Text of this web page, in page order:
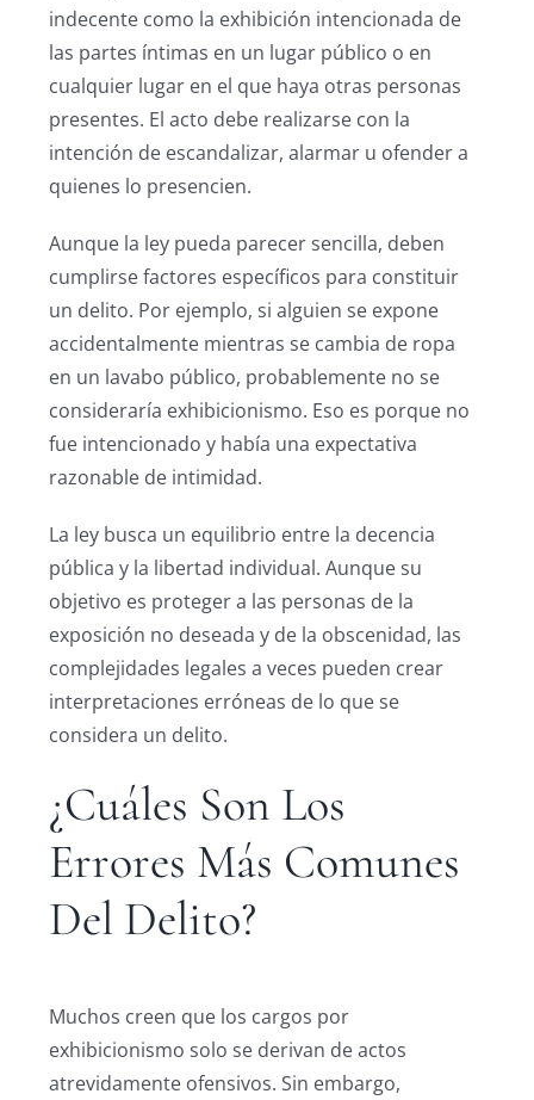
indecente como la exhibición intencionada de
las partes íntimas en un lugar público o en
cualquier lugar en el que haya otras personas
presentes. El acto debe realizarse con la
intención de escandalizar, alarmar u ofender a
quienes lo presencien.
Aunque la ley pueda parecer sencilla, deben
cumplirse factores específicos para constituir
un delito. Por ejemplo, si alguien se expone
accidentalmente mientras se cambia de ropa
en un lavabo público, probablemente no se
consideraría exhibicionismo. Eso es porque no
fue intencionado y había una expectativa
razonable de intimidad.
La ley busca un equilibrio entre la decencia
pública y la libertad individual. Aunque su
objetivo es proteger a las personas de la
exposición no deseada y de la obscenidad, las
complejidades legales a veces pueden crear
interpretaciones erróneas de lo que se
considera un delito.
¿Cuáles Son Los
Errores Más Comunes
Del Delito?
Muchos creen que los cargos por
exhibicionismo solo se derivan de actos
atrevidamente ofensivos. Sin embargo,